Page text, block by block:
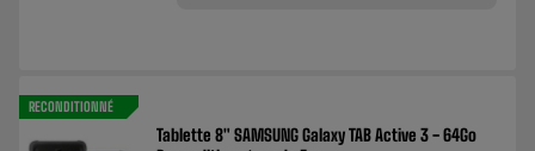
RECONDITIONNÉ
Tablette 8" SAMSUNG Galaxy TAB Active 3 - 64Go